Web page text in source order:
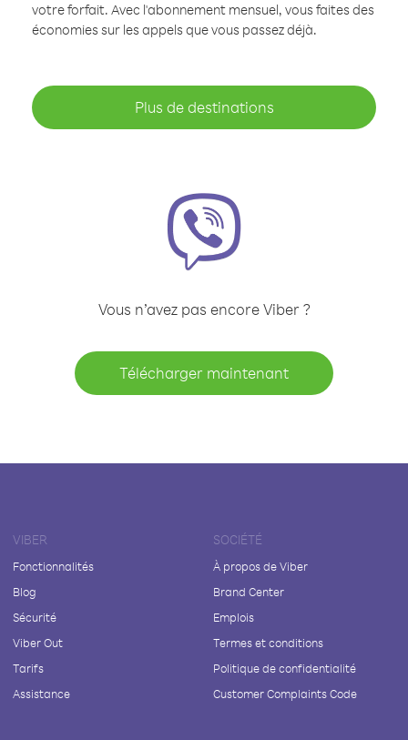
votre forfait. Avec l'abonnement mensuel, vous faites des
économies sur les appels que vous passez déjà.
Plus de destinations
Vous n’avez pas encore Viber ?
Télécharger maintenant
VIBER
Fonctionnalités
Blog
Sécurité
Viber Out
Tarifs
Assistance
SOCIÉTÉ
À propos de Viber
Brand Center
Emplois
Termes et conditions
Politique de confidentialité
Customer Complaints Code